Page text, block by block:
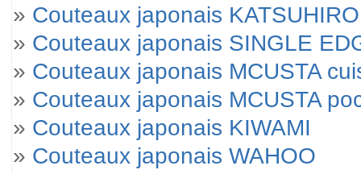
» Couteaux japonais
» Couteaux japonais SINGLE
» Couteaux japonais MCUSTA
» Couteaux japonais MCUSTA
» Couteaux japonais KIWAMI
» Couteaux japonais WAHOO